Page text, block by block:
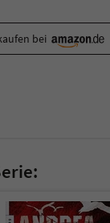
bei